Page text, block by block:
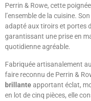
Perrin & Rowe, cette
l’ensemble de la cuisine.
adapté aux tiroirs et portes
garantissant une prise en
quotidienne agréable.
Fabriquée artisanalement
faire reconnu de Perrin &
brillanteapportant éclat,
en lot de cinq pièces, elle